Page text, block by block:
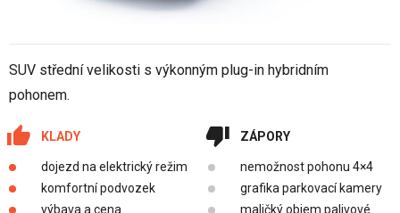
SUV střední velikosti s výkonným plug-in hybridním
pohonem.
KLADY
dojezd na elektrický režim
komfortní podvozek
výbava a cena
ZÁPORY
nemožnost pohonu 4×4
grafika parkovací kamery
maličký objem palivové